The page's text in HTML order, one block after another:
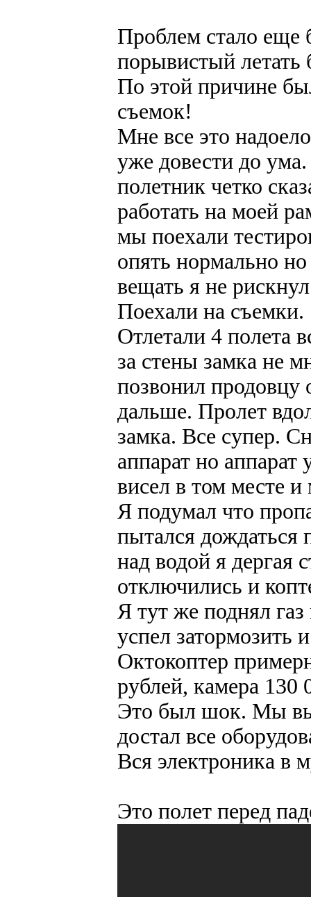
Проблем стало еще
порывистый
По этой причине
съемок!
Мне все это
уже довести до ума.
полетник четко
работать на моей
мы поехали
опять нормально
вещать я не
Поехали на съемки.
Отлетали 4 полета
за стены замка не
позвонил продовцу
дальше. Пролет
замка. Все супер.
аппарат но аппарат
висел в том месте
Я подумал что
пытался дождаться
над водой я дергая
отключились и
Я тут же поднял
успел затормозить
Октокоптер
рублей, камера 130
Это был шок. Мы
достал все
Вся электроника в
Это полет перед